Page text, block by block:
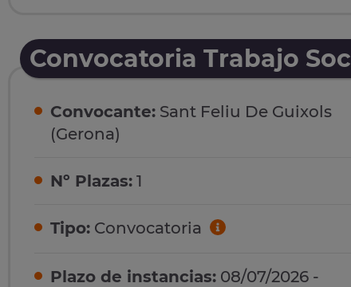
Convocatoria Trabajo
Convocante: Sant Feliu De Guixols
(Gerona)
Nº Plazas: 1
Tipo: Convocatoria
Plazo de instancias: 08/07/2026 -